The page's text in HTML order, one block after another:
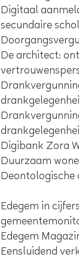
Digitaal
secundaire
De architect:
Digibank Zora
Duurzaam
Deontologische
Edegem in
Edegem
Eensluidend